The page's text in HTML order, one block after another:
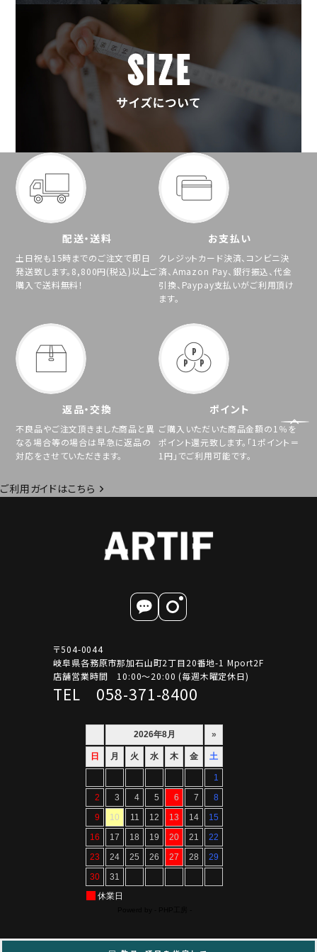
配送・送料
土日祝も15時までのご注文で即日
発送致します。8,800円(税込)以上ご
購入で送料無料！
お支払い
クレジットカード決済、コンビニ決
済、Amazon Pay、銀行振込、代金
引換、Paypay支払いがご利用頂け
ます。
返品・交換
不良品やご注文頂きました商品と異
なる場合等の場合は早急に返品の
対応をさせていただきます。
ポイント
ご購入いただいた商品金額の1％を
ポイント還元致します。「1ポイント＝
1円」でご利用可能です。
ご利用ガイドはこちら
〒504-0044
岐阜県各務原市那加石山町2丁目20番地-1 Mport2F
店舗営業時間 10:00～20:00 (毎週木曜定休日)
TEL 058-371-8400